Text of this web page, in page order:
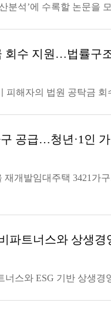
분석’에 수록할 논문을
회수 지원…법률구
피해자의 법원 공탁금 회
공급…청년·1인
개발임대주택 3421가
파트너스와 상생경
스와 ESG 기반 상생경